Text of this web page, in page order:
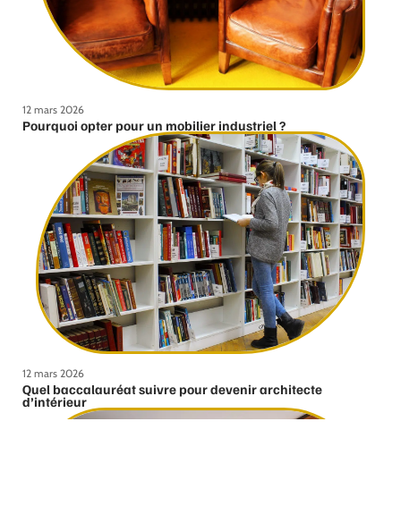
12 mars 2026
Pourquoi opter pour un mobilier industriel ?
12 mars 2026
Quel baccalauréat suivre pour devenir architecte
d’intérieur